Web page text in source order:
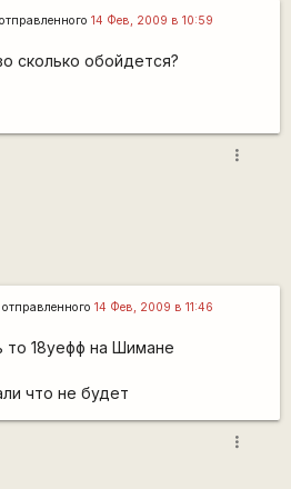
14 Фев, 2009 в 10:59
сколько обойдется?
more_vert
отправленного 14 Фев, 2009 в 11:46
18уефф на Шимане
что не будет
more_vert